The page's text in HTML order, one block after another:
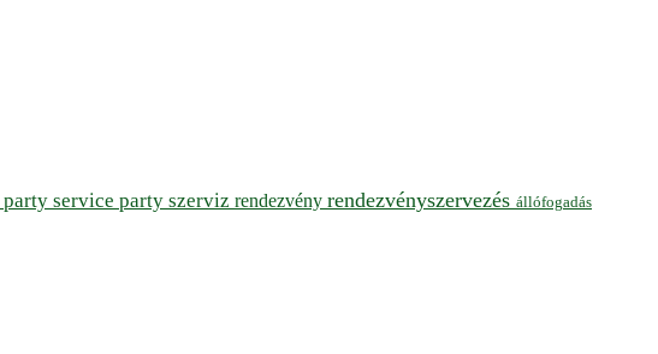
party service party szerviz rendezvény rendezvényszervezés állófogadás